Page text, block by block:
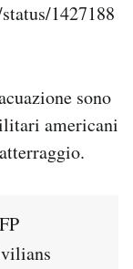
1427188
sono
americani